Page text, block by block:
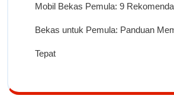
Mobil Bekas Pemula: 9
Bekas untuk Pemula: Panduan
Tepat